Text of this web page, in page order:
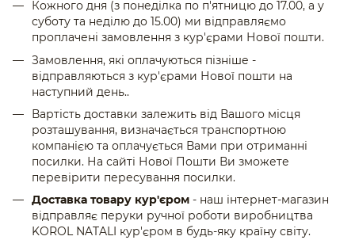
Кожного дня (з понеділка по п'ятницю до 17.00, а у
суботу та неділю до 15.00) ми відправляємо
проплачені замовлення з кур'єрами Нової пошти.
Замовлення, які оплачуються пізніше -
відправляються з кур'єрами Нової пошти на
наступний день..
Вартість доставки залежить від Вашого місця
розташування, визначається транспортною
компанією та оплачується Вами при отриманні
посилки. На сайті Нової Пошти Ви зможете
перевірити пересування посилки.
Доставка товару кур'єром - наш інтернет-магазин
відправляє перуки ручної роботи виробництва
KOROL NATALI кур'єром в будь-яку країну світу.